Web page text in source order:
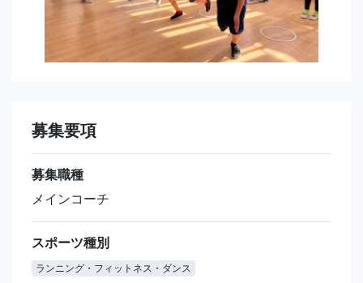
募集要項
募集職種
メインコーチ
スポーツ種別
ランニング・フィットネス・ダンス